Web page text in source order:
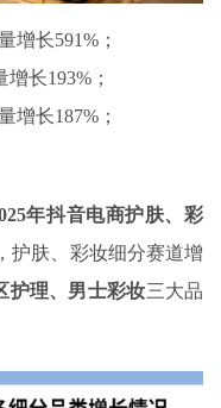
增长591%；
长193%；
增长187%；
年抖音电商护肤、彩
护肤、彩妆细分赛道增
护理、男士彩妆三大品